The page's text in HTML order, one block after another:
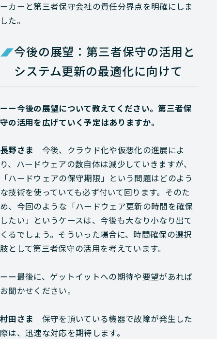
ーカーと第三者保守会社の責任分界点を明確にしま
した。
今後の展望：第三者保守の活用と
システム更新の最適化に向けて
ーー今後の展望について教えてください。第三者保
守の活用を広げていく予定はありますか。
長野さま 今後、クラウド化や仮想化の進展によ
り、ハードウェアの数自体は減少していきますが、
「ハードウェアの保守期限」という問題はどのよう
な技術を使っていても必ず付いて回ります。そのた
め、今回のような「ハードウェア更新の時間を確保
したい」というケースは、今後も大なり小なり出て
くるでしょう。そういった場合に、時間確保の選択
肢として第三者保守の活用を考えています。
ーー最後に、ゲットイットへの期待や要望があれば
お聞かせください。
村田さま 保守を頂いている機器で故障が発生した
際は、迅速な対応を期待します。